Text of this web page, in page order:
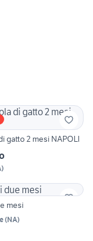
gatto 2 mesi NAPOLI
)
mesi
(NA)